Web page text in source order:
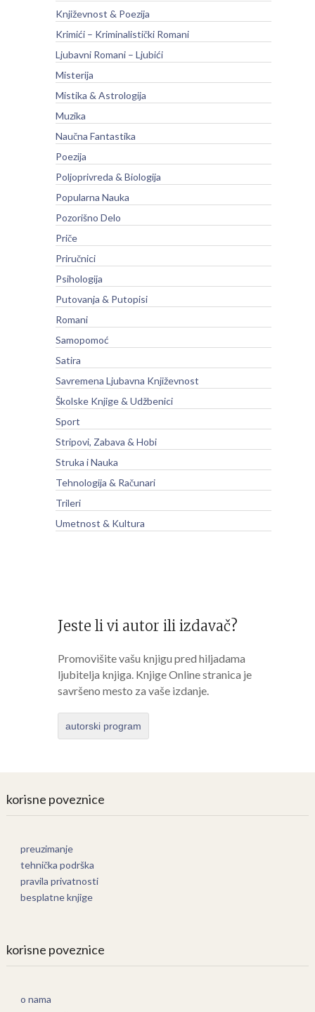
Književnost & Poezija
Krimići – Kriminalistički Romani
Ljubavni Romani – Ljubići
Misterija
Mistika & Astrologija
Muzika
Naučna Fantastika
Poezija
Poljoprivreda & Biologija
Popularna Nauka
Pozorišno Delo
Priče
Priručnici
Psihologija
Putovanja & Putopisi
Romani
Samopomoć
Satira
Savremena Ljubavna Književnost
Školske Knjige & Udžbenici
Sport
Stripovi, Zabava & Hobi
Struka i Nauka
Tehnologija & Računari
Trileri
Umetnost & Kultura
Jeste li vi autor ili izdavač?
Promovišite vašu knjigu pred hiljadama
ljubitelja knjiga. Knjige Online stranica je
savršeno mesto za vaše izdanje.
autorski program
korisne poveznice
preuzimanje
tehnička podrška
pravila privatnosti
besplatne knjige
korisne poveznice
o nama